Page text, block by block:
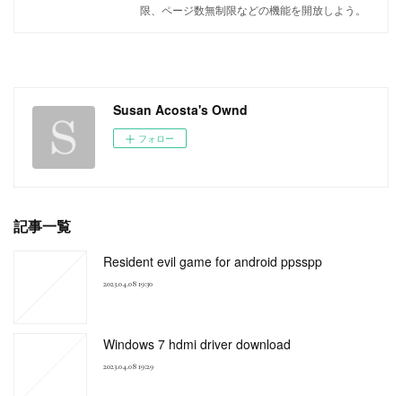
限、ページ数無制限などの機能を開放しよう。
Susan Acosta's Ownd
フォロー
記事一覧
Resident evil game for android ppsspp
2023.04.08 19:30
Windows 7 hdmi driver download
2023.04.08 19:29